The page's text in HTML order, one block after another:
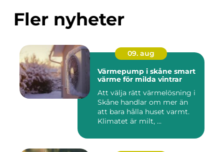
Fler nyheter
09. aug
Värmepump i skåne smart
värme för milda vintrar
Att välja rätt värmelösning i
Skåne handlar om mer än
att bara hålla huset varmt.
Klimatet är milt, ...